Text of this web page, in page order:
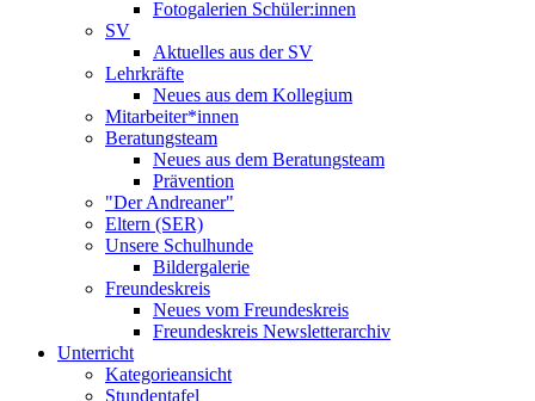
Fotogalerien Schüler:innen
SV
Aktuelles aus der SV
Lehrkräfte
Neues aus dem Kollegium
Mitarbeiter*innen
Beratungsteam
Neues aus dem Beratungsteam
Prävention
"Der Andreaner"
Eltern (SER)
Unsere Schulhunde
Bildergalerie
Freundeskreis
Neues vom Freundeskreis
Freundeskreis Newsletterarchiv
Unterricht
Kategorieansicht
Stundentafel